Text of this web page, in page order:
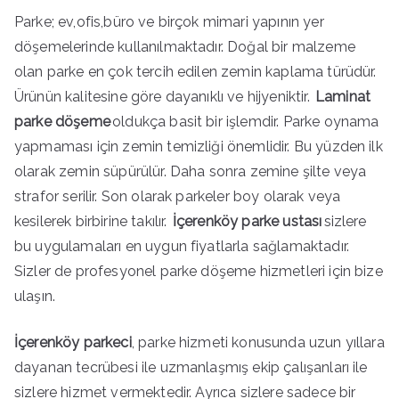
Parke; ev,ofis,büro ve birçok mimari yapının yer
döşemelerinde kullanılmaktadır. Doğal bir malzeme
olan parke en çok tercih edilen zemin kaplama türüdür.
Ürünün kalitesine göre dayanıklı ve hijyeniktir. Laminat
parke döşemeoldukça basit bir işlemdir. Parke oynama
yapmaması için zemin temizliği önemlidir. Bu yüzden ilk
olarak zemin süpürülür. Daha sonra zemine şilte veya
strafor serilir. Son olarak parkeler boy olarak veya
kesilerek birbirine takılır. İçerenköy parke ustasısizlere
bu uygulamaları en uygun fiyatlarla sağlamaktadır.
Sizler de profesyonel parke döşeme hizmetleri için bize
ulaşın.
İçerenköy parkeci, parke hizmeti konusunda uzun yıllara
dayanan tecrübesi ile uzmanlaşmış ekip çalışanları ile
sizlere hizmet vermektedir. Ayrıca sizlere sadece bir